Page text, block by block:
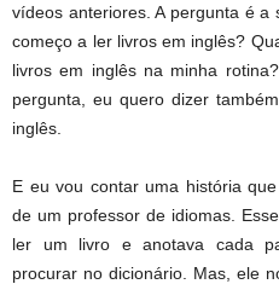
vídeos anteriores. A pergunta é a
começo a ler livros em inglês?
livros em inglês na minha
pergunta, eu quero dizer
inglês.
E eu vou contar uma história
de um professor de idiomas.
ler um livro e anotava cada
procurar no dicionário. Mas, ele